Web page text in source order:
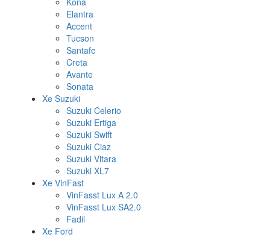
Elantra
Accent
Tucson
Santafe
Creta
Avante
Sonata
Xe Suzuki
Suzuki Celerio
Suzuki Ertiga
Suzuki Swift
Suzuki Ciaz
Suzuki Vitara
Suzuki XL7
Xe VinFast
VinFasst Lux A 2.0
VinFasst Lux SA2.0
Fadil
Xe Ford